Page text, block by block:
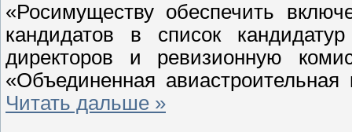
«Росимуществу обеспечить
кандидатов в список
директоров и ревизионную
«Объединенная
Читать дальше »